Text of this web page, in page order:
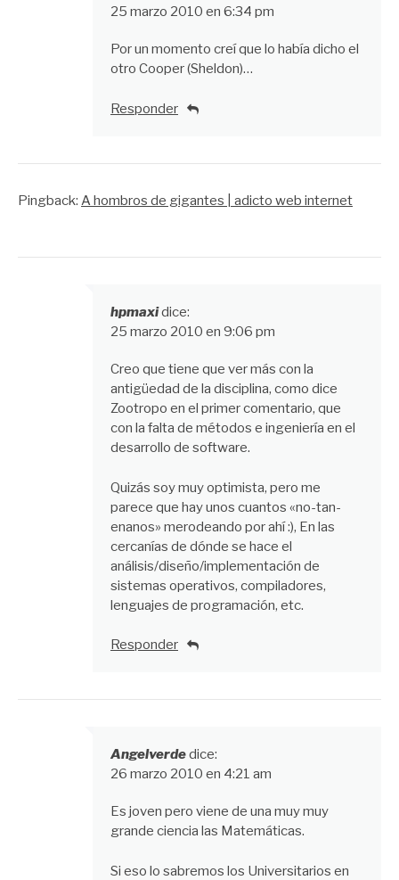
25 marzo 2010 en 6:34 pm
Por un momento creí que lo había dicho el
otro Cooper (Sheldon)…
Responder
Pingback: A hombros de gigantes | adicto web internet
hpmaxidice:
25 marzo 2010 en 9:06 pm
Creo que tiene que ver más con la
antigüedad de la disciplina, como dice
Zootropo en el primer comentario, que
con la falta de métodos e ingeniería en el
desarrollo de software.
Quizás soy muy optimista, pero me
parece que hay unos cuantos «no-tan-
enanos» merodeando por ahí :), En las
cercanías de dónde se hace el
análisis/diseño/implementación de
sistemas operativos, compiladores,
lenguajes de programación, etc.
Responder
Angelverdedice:
26 marzo 2010 en 4:21 am
Es joven pero viene de una muy muy
grande ciencia las Matemáticas.
Si eso lo sabremos los Universitarios en